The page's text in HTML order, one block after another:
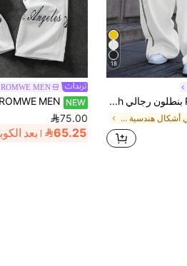
18
PAVTROS بنطلون رجالي Manfinity Streetrush ذو ربطة تباين وطباعة حرفية وسحاب، طراز الشارع، ساق واسعة للخريف
في أشكال هندسية بنطلونات رجالية
ROMWE MEN
NEW
75.00
65.25 بعد